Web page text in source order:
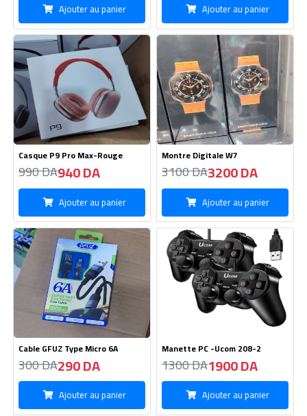
Ajouter au panier Ajouter au panier
Casque P9 Pro Max-Rouge
990 DA940 DA
Ajouter au panier
Montre Digitale W7
3100 DA3200 DA
Ajouter au panier
Cable GFUZ Type Micro 6A
300 DA290 DA
Ajouter au panier
Manette PC -Ucom 208-2
1300 DA1900 DA
Ajouter au panier